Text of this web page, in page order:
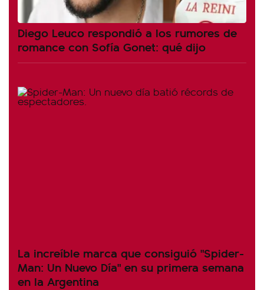
Diego Leuco respondió a los rumores de
romance con Sofía Gonet: qué dijo
La increíble marca que consiguió "Spider-
Man: Un Nuevo Día" en su primera semana
en la Argentina